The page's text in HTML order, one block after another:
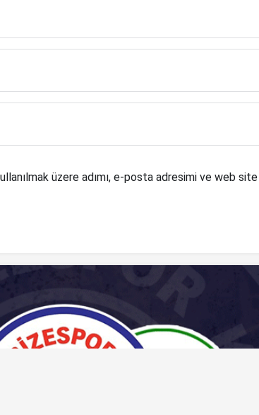
üzere adımı, e-posta adresimi ve web